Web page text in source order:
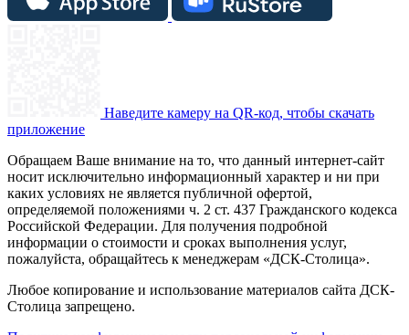
Наведите камеру на QR-код, чтобы скачать
приложение
Обращаем Ваше внимание на то, что данный интернет-сайт
носит исключительно информационный характер и ни при
каких условиях не является публичной офертой,
определяемой положениями ч. 2 ст. 437 Гражданского кодекса
Российской Федерации. Для получения подробной
информации о стоимости и сроках выполнения услуг,
пожалуйста, обращайтесь к менеджерам «ДСК-Столица».
Любое копирование и использование материалов сайта ДСК-
Столица запрещено.